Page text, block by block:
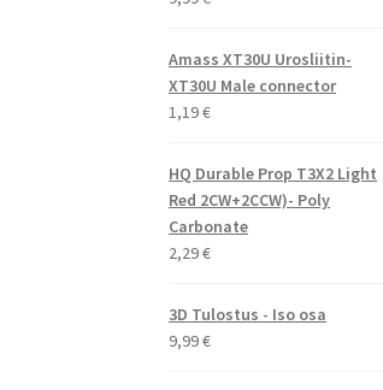
Amass XT30U Urosliitin-
XT30U Male connector
1,19€
HQ Durable Prop T3X2 Light
Red 2CW+2CCW)- Poly
Carbonate
2,29€
3D Tulostus - Iso osa
9,99€